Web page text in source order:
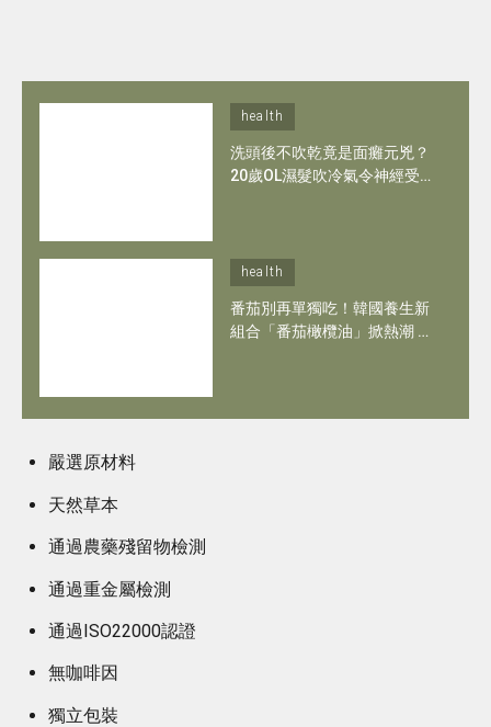
health
洗頭後不吹乾竟是面癱元兇？
20歲OL濕髮吹冷氣令神經受
health
番茄別再單獨吃！韓國養生新
組合「番茄橄欖油」掀熱潮 抗
嚴選原材料
天然草本
通過農藥殘留物檢測
通過重金屬檢測
通過ISO22000認證
無咖啡因
獨立包裝